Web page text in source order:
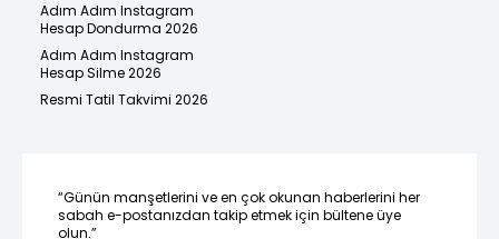
Adım Adım Instagram
Hesap Dondurma 2026
Adım Adım Instagram
Hesap Silme 2026
Resmi Tatil Takvimi 2026
“Günün manşetlerini ve en çok okunan haberlerini her
sabah e-postanızdan takip etmek için bültene üye
olun.”